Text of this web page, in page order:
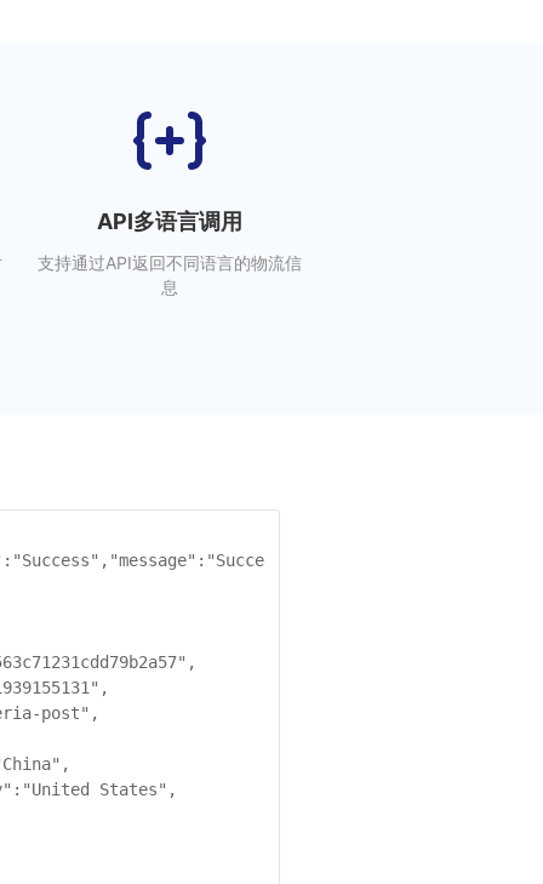
API多语言调用
支持通过API返回不同语言的物流信
息